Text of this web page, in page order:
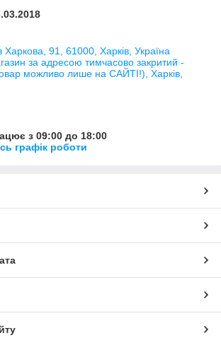
Харкова, 91, 61000, Харків, Україна
за адресою тимчасово закритий -
можливо лише на САЙТІ!), Харків,
з 09:00 до 18:00
графік роботи